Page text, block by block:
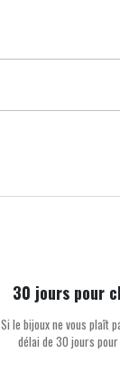
30 jours pour
Si le bijoux ne vous plaît
délai de 30 jours